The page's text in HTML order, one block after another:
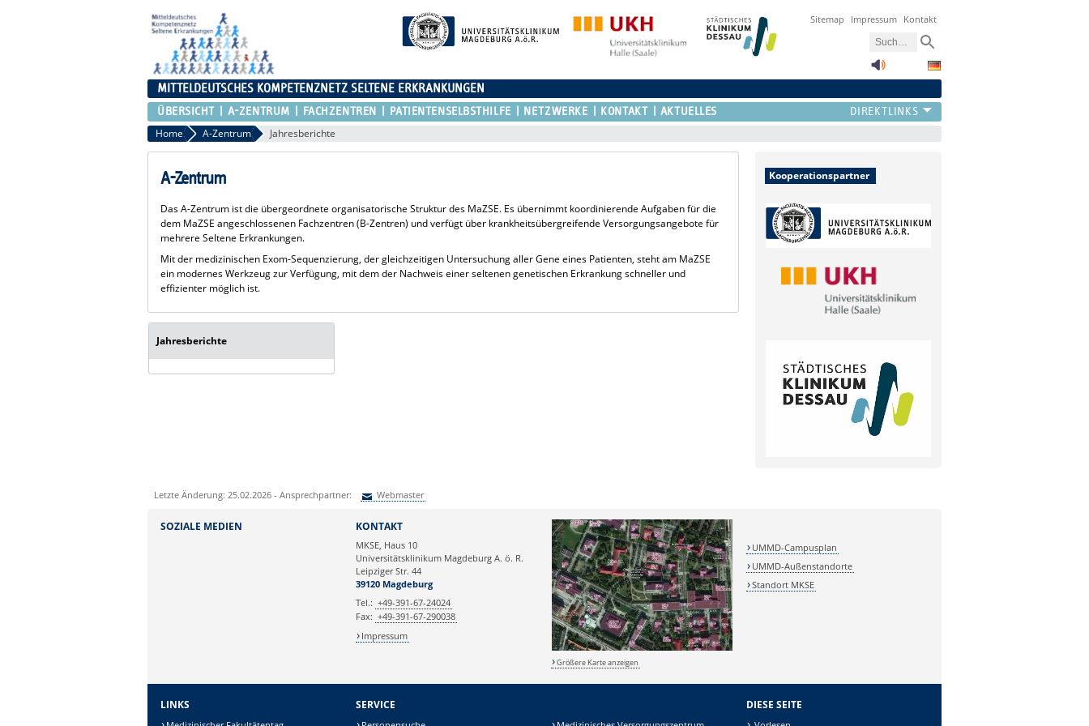
Sitemap Impressum Kontakt
MITTELDEUTSCHES KOMPETENZNETZ SELTENE ERKRANKUNGEN
ÜBERSICHT A-ZENTRUM FACHZENTREN PATIENTENSELBSTHILFE NETZWERKE KONTAKT AKTUELLES
Home A-Zentrum Jahresberichte
A-Zentrum
Das A-Zentrum ist die übergeordnete organisatorische Struktur des MaZSE. Es übernimmt koordinierende Aufgaben für die
dem MaZSE angeschlossenen Fachzentren (B-Zentren) und verfügt über krankheitsübergreifende Versorgungsangebote für
mehrere Seltene Erkrankungen.
Mit der medizinischen Exom-Sequenzierung, der gleichzeitigen Untersuchung aller Gene eines Patienten, steht am MaZSE
ein modernes Werkzeug zur Verfügung, mit dem der Nachweis einer seltenen genetischen Erkrankung schneller und
effizienter möglich ist.
Jahresberichte
Kooperationspartner
Letzte Änderung: 25.02.2026 - Ansprechpartner: Webmaster
SOZIALE MEDIEN KONTAKT
MKSE, Haus 10
Universitätsklinikum Magdeburg A. ö. R.
Leipziger Str. 44
39120 Magdeburg
Tel.: +49-391-67-24024
Fax: +49-391-67-290038
Impressum
Größere Karte anzeigen
UMMD-Campusplan
UMMD-Außenstandorte
Standort MKSE
LINKS SERVICE DIESE SEITE